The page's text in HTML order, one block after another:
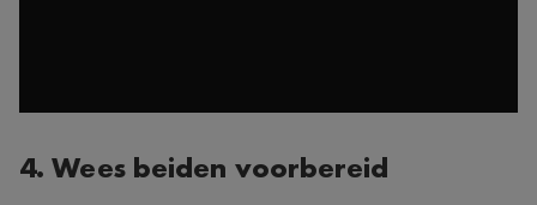
4. Wees beiden voorbereid